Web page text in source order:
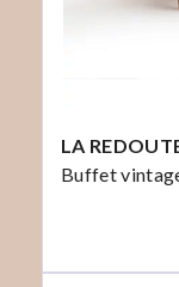
LA
Buffet